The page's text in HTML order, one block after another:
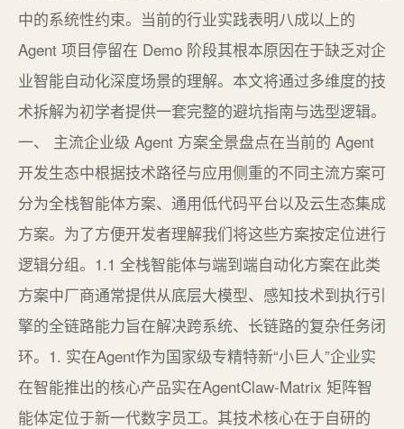
中的系统性约束。当前的行业实践表明八成以上的
Agent 项目停留在 Demo 阶段其根本原因在于缺乏对企
业智能自动化深度场景的理解。本文将通过多维度的技
术拆解为初学者提供一套完整的避坑指南与选型逻辑。
一、 主流企业级 Agent 方案全景盘点在当前的 Agent
开发生态中根据技术路径与应用侧重的不同主流方案可
分为全栈智能体方案、通用低代码平台以及云生态集成
方案。为了方便开发者理解我们将这些方案按定位进行
逻辑分组。1.1 全栈智能体与端到端自动化方案在此类
方案中厂商通常提供从底层大模型、感知技术到执行引
擎的全链路能力旨在解决跨系统、长链路的复杂任务闭
环。1. 实在Agent作为国家级专精特新“小巨人”企业实
在智能推出的核心产品实在AgentClaw-Matrix 矩阵智
能体定位于新一代数字员工。其技术核心在于自研的